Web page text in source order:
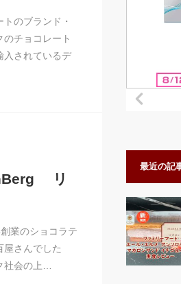
のブランド・
チョコレート
入されているデ
リ
業のショコラテ
屋さんでした
社会の上…
最近の記